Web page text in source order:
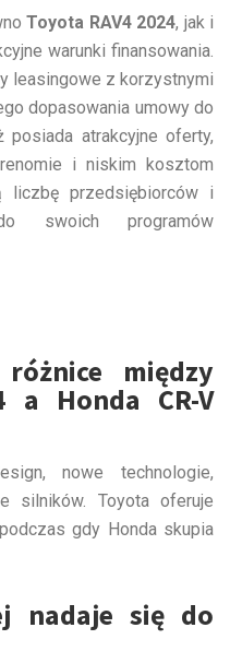
Toyota RAV4 2024, jak i
warunki finansowania.
leasingowe z korzystnymi
dopasowania umowy do
posiada atrakcyjne oferty,
i niskim kosztom
liczbę przedsiębiorców i
swoich programów
między
a Honda CR-V
nowe technologie,
silników. Toyota oferuje
gdy Honda skupia
nadaje się do